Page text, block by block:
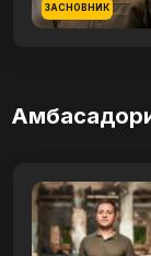
ЗАСНОВНИК